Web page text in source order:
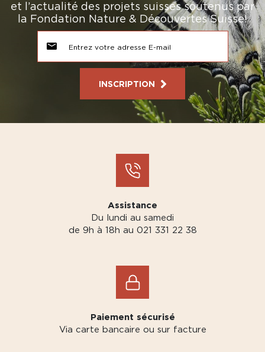
et l’actualité des projets suisses soutenus par
la Fondation Nature & Découvertes Suisse!
INSCRIPTION
Assistance
Du lundi au samedi
de 9h à 18h au 021 331 22 38
Paiement sécurisé
Via carte bancaire ou sur facture